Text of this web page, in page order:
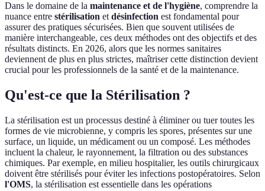
Dans le domaine de la maintenance et de l'hygiène, comprendre la
nuance entre stérilisation etdésinfection est fondamental pour
assurer des pratiques sécurisées. Bien que souvent utilisées de
manière interchangeable, ces deux méthodes ont des objectifs et des
résultats distincts. En 2026, alors que les normes sanitaires
deviennent de plus en plus strictes, maîtriser cette distinction devient
crucial pour les professionnels de la santé et de la maintenance.
Qu'est-ce que la Stérilisation ?
La stérilisation est un processus destiné à éliminer ou tuer toutes les
formes de vie microbienne, y compris les spores, présentes sur une
surface, un liquide, un médicament ou un composé. Les méthodes
incluent la chaleur, le rayonnement, la filtration ou des substances
chimiques. Par exemple, en milieu hospitalier, les outils chirurgicaux
doivent être stérilisés pour éviter les infections postopératoires. Selon
l'OMS, la stérilisation est essentielle dans les opérations